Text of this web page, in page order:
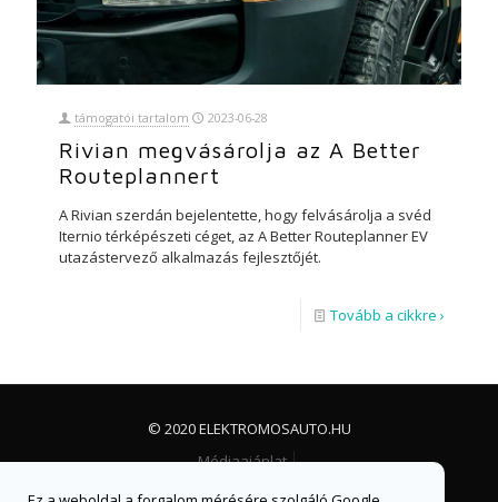
támogatói tartalom 2023-06-28
Rivian megvásárolja az A Better
Routeplannert
A Rivian szerdán bejelentette, hogy felvásárolja a svéd
Iternio térképészeti céget, az A Better Routeplanner EV
utazástervező alkalmazás fejlesztőjét.
Tovább a cikkre ›
© 2020 ELEKTROMOSAUTO.HU
Médiaajánlat